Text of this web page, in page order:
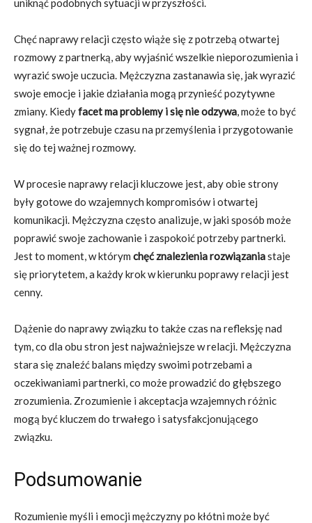
uniknąć podobnych sytuacji w przyszłości.
Chęć naprawy relacji często wiąże się z potrzebą otwartej
rozmowy z partnerką, aby wyjaśnić wszelkie nieporozumienia i
wyrazić swoje uczucia. Mężczyzna zastanawia się, jak wyrazić
swoje emocje i jakie działania mogą przynieść pozytywne
zmiany. Kiedyfacet ma problemy i się nie odzywa, może to być
sygnał, że potrzebuje czasu na przemyślenia i przygotowanie
się do tej ważnej rozmowy.
W procesie naprawy relacji kluczowe jest, aby obie strony
były gotowe do wzajemnych kompromisów i otwartej
komunikacji. Mężczyzna często analizuje, w jaki sposób może
poprawić swoje zachowanie i zaspokoić potrzeby partnerki.
Jest to moment, w którym chęć znalezienia rozwiązaniastaje
się priorytetem, a każdy krok w kierunku poprawy relacji jest
cenny.
Dążenie do naprawy związku to także czas na refleksję nad
tym, co dla obu stron jest najważniejsze w relacji. Mężczyzna
stara się znaleźć balans między swoimi potrzebami a
oczekiwaniami partnerki, co może prowadzić do głębszego
zrozumienia. Zrozumienie i akceptacja wzajemnych różnic
mogą być kluczem do trwałego i satysfakcjonującego
związku.
Podsumowanie
Rozumienie myśli i emocji mężczyzny po kłótni może być